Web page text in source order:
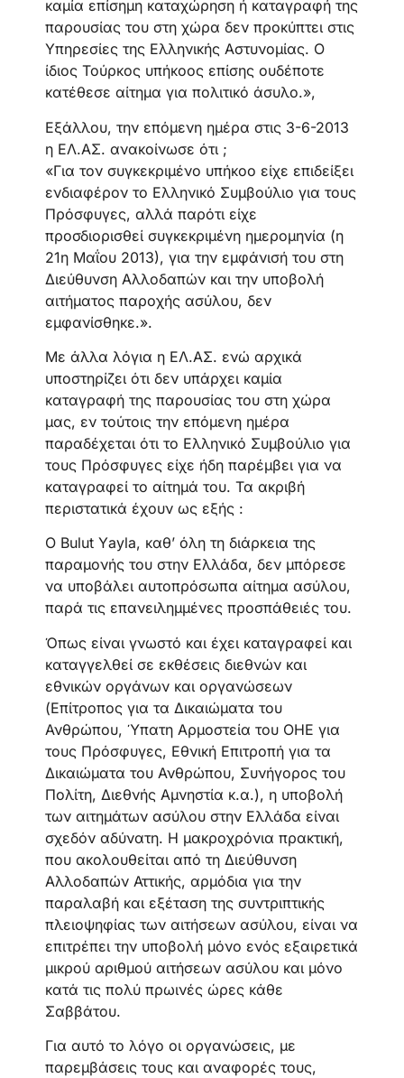
καμία επίσημη καταχώρηση ή καταγραφή της
παρουσίας του στη χώρα δεν προκύπτει στις
Υπηρεσίες της Ελληνικής Αστυνομίας. Ο
ίδιος Τούρκος υπήκοος επίσης ουδέποτε
κατέθεσε αίτημα για πολιτικό άσυλο.»,
Εξάλλου, την επόμενη ημέρα στις 3-6-2013
η ΕΛ.ΑΣ. ανακοίνωσε ότι ;
«Για τον συγκεκριμένο υπήκοο είχε επιδείξει
ενδιαφέρον το Ελληνικό Συμβούλιο για τους
Πρόσφυγες, αλλά παρότι είχε
προσδιορισθεί συγκεκριμένη ημερομηνία (η
21η Μαΐου 2013), για την εμφάνισή του στη
Διεύθυνση Αλλοδαπών και την υποβολή
αιτήματος παροχής ασύλου, δεν
εμφανίσθηκε.».
Με άλλα λόγια η ΕΛ.ΑΣ. ενώ αρχικά
υποστηρίζει ότι δεν υπάρχει καμία
καταγραφή της παρουσίας του στη χώρα
μας, εν τούτοις την επόμενη ημέρα
παραδέχεται ότι το Ελληνικό Συμβούλιο για
τους Πρόσφυγες είχε ήδη παρέμβει για να
καταγραφεί το αίτημά του. Τα ακριβή
περιστατικά έχουν ως εξής :
Ο Bulut Υayla, καθ’ όλη τη διάρκεια της
παραμονής του στην Ελλάδα, δεν μπόρεσε
να υποβάλει αυτοπρόσωπα αίτημα ασύλου,
παρά τις επανειλημμένες προσπάθειές του.
Όπως είναι γνωστό και έχει καταγραφεί και
καταγγελθεί σε εκθέσεις διεθνών και
εθνικών οργάνων και οργανώσεων
(Επίτροπος για τα Δικαιώματα του
Ανθρώπου, Ύπατη Αρμοστεία του ΟΗΕ για
τους Πρόσφυγες, Εθνική Επιτροπή για τα
Δικαιώματα του Ανθρώπου, Συνήγορος του
Πολίτη, Διεθνής Αμνηστία κ.α.), η υποβολή
των αιτημάτων ασύλου στην Ελλάδα είναι
σχεδόν αδύνατη. Η μακροχρόνια πρακτική,
που ακολουθείται από τη Διεύθυνση
Αλλοδαπών Αττικής, αρμόδια για την
παραλαβή και εξέταση της συντριπτικής
πλειοψηφίας των αιτήσεων ασύλου, είναι να
επιτρέπει την υποβολή μόνο ενός εξαιρετικά
μικρού αριθμού αιτήσεων ασύλου και μόνο
κατά τις πολύ πρωινές ώρες κάθε
Σαββάτου.
Για αυτό το λόγο οι οργανώσεις, με
παρεμβάσεις τους και αναφορές τους,